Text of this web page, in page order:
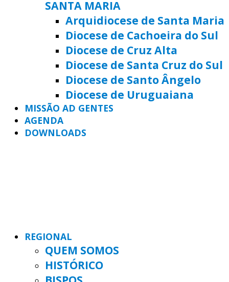
SANTA MARIA
Arquidiocese de Santa Maria
Diocese de Cachoeira do Sul
Diocese de Cruz Alta
Diocese de Santa Cruz do Sul
Diocese de Santo Ângelo
Diocese de Uruguaiana
MISSÃO AD GENTES
AGENDA
DOWNLOADS
REGIONAL
QUEM SOMOS
HISTÓRICO